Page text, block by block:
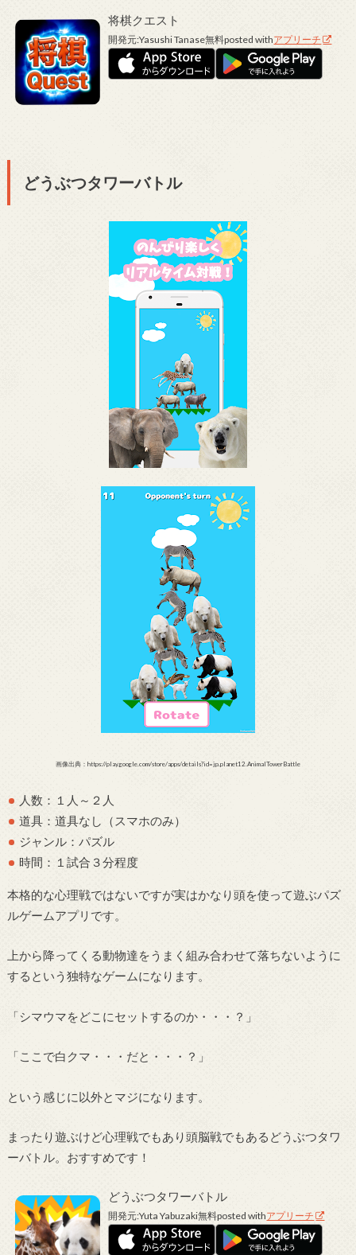
将棋クエスト
開発元:Yasushi Tanase無料posted withアプリーチ
どうぶつタワーバトル
画像出典：https://play.google.com/store/apps/details?id=jp.planet12.AnimalTowerBattle
人数：１人～２人
道具：道具なし（スマホのみ）
ジャンル：パズル
時間：１試合３分程度
本格的な心理戦ではないですが実はかなり頭を使って遊ぶパズ
ルゲームアプリです。
上から降ってくる動物達をうまく組み合わせて落ちないように
するという独特なゲームになります。
「シマウマをどこにセットするのか・・・？」
「ここで白クマ・・・だと・・・？」
という感じに以外とマジになります。
まったり遊ぶけど心理戦でもあり頭脳戦でもあるどうぶつタワ
ーバトル。おすすめです！
どうぶつタワーバトル
開発元:Yuta Yabuzaki無料posted withアプリーチ